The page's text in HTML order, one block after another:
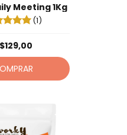
Meeting 1Kg
(1)